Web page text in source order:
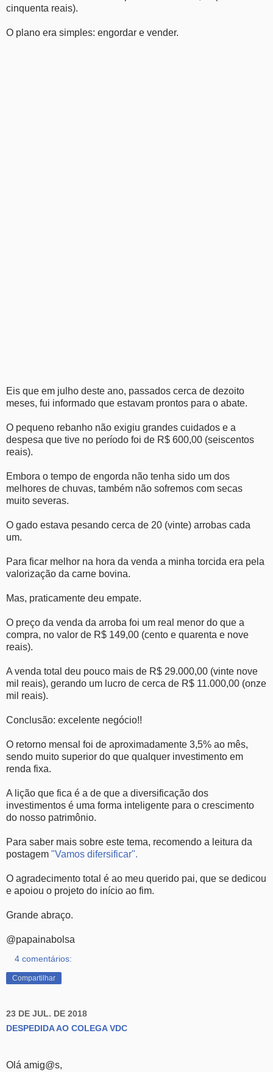
cinquenta reais).
O plano era simples: engordar e vender.
Eis que em julho deste ano, passados cerca de dezoito
meses, fui informado que estavam prontos para o abate.
O pequeno rebanho não exigiu grandes cuidados e a
despesa que tive no período foi de R$ 600,00 (seiscentos
reais).
Embora o tempo de engorda não tenha sido um dos
melhores de chuvas, também não sofremos com secas
muito severas.
O gado estava pesando cerca de 20 (vinte) arrobas cada
um.
Para ficar melhor na hora da venda a minha torcida era pela
valorização da carne bovina.
Mas, praticamente deu empate.
O preço da venda da arroba foi um real menor do que a
compra, no valor de R$ 149,00 (cento e quarenta e nove
reais).
A venda total deu pouco mais de R$ 29.000,00 (vinte nove
mil reais), gerando um lucro de cerca de R$ 11.000,00 (onze
mil reais).
Conclusão: excelente negócio!!
O retorno mensal foi de aproximadamente 3,5% ao mês,
sendo muito superior do que qualquer investimento em
renda fixa.
A lição que fica é a de que a diversificação dos
investimentos é uma forma inteligente para o crescimento
do nosso patrimônio.
Para saber mais sobre este tema, recomendo a leitura da
postagem "Vamos difersificar".
O agradecimento total é ao meu querido pai, que se dedicou
e apoiou o projeto do início ao fim.
Grande abraço.
@papainabolsa
4 comentários:
Compartilhar
23 DE JUL. DE 2018
DESPEDIDA AO COLEGA VDC
Olá amig@s,